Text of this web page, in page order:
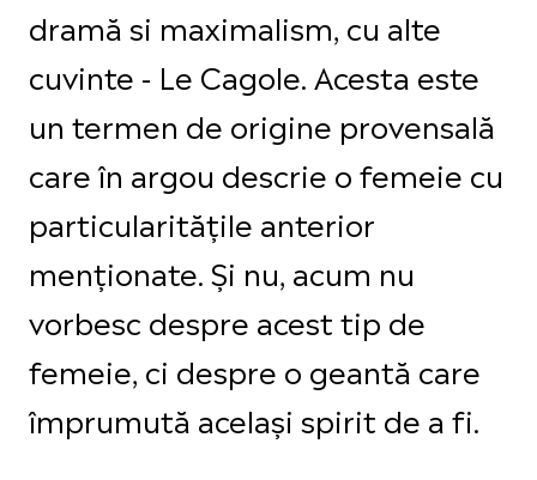
dramă si maximalism, cu alte
cuvinte - Le Cagole. Acesta este
un termen de origine provensală
care în argou descrie o femeie cu
particularitățile anterior
menționate. Și nu, acum nu
vorbesc despre acest tip de
femeie, ci despre o geantă care
împrumută același spirit de a fi.